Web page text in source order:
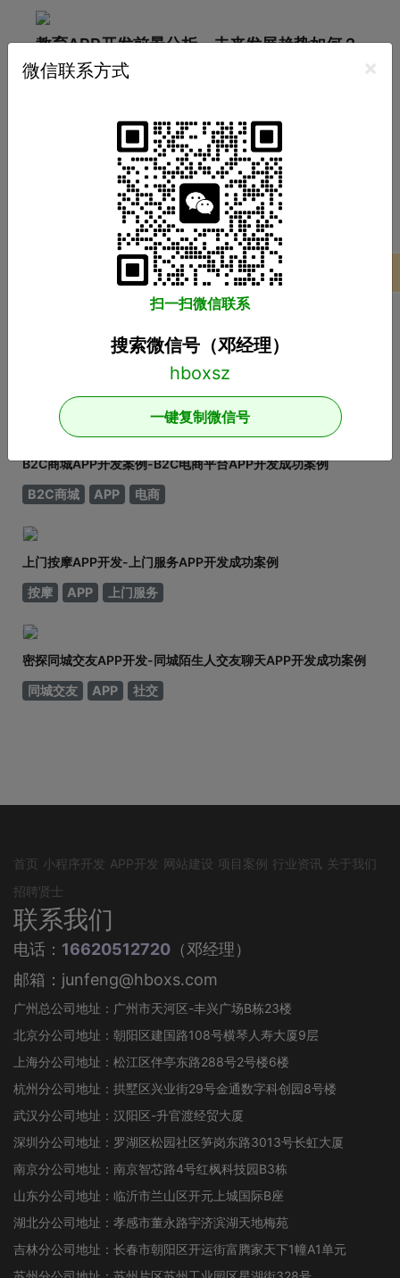
了。其实，APP开发的流程并不复杂，接下来就带大家一起
看一下一套完整的APP开发流程包含哪些步骤。一、基本功
能需求阶段0
教育APP开发前景分析，未来发展趋势如何？
教育类APP发展前景如何？教育类APP发展前景如何？
的来了吗？据调查，截至2018年6月，我国网民规模达8.02
亿，普及率57.7%。其中，手机网民规模已达7.8
闲置租赁APP开发，基础功能有哪些？种类如
租房APP开发有哪些类型？租房APP开发功能方案——上海
爱易租房APP开发有哪些类型？租房APP开发的功能方案
adinnet/2021-02-2213:47/APP开发闲置租房APP开发的
基本功能有哪些，如何划分？说到租赁，相信大家都不陌
生。从衣服、玩具到数码家电，再到房屋、车辆
同城撩-语言聊天APP开发-同城语言聊天交友APP开发成功案例
APP 语言聊天
B2C商城APP开发案例-B2C电商平台APP开发成功案例
B2C商城
APP 电商
上门按摩APP开发-上门服务APP开发成功案例
按摩
APP 上门服务
密探同城交友APP开发-同城陌生人交友聊天APP开发成功案例
同城交友
APP 社交
首页 小程序开发 APP开发 网站建设 项目案例 行业资讯 关于我们
招聘贤士
联系我们
电话： 16620512720 （邓经理）
邮箱：junfeng@hboxs.com
广州总公司地址：广州市天河区-丰兴广场B栋23楼
北京分公司地址：朝阳区建国路108号横琴人寿大厦9层
上海分公司地址：松江区伴亭东路288号2号楼6楼
杭州分公司地址：拱墅区兴业街29号金通数字科创园8号楼
武汉分公司地址：汉阳区-升官渡经贸大厦
深圳分公司地址：罗湖区松园社区笋岗东路3013号长虹大厦
南京分公司地址：南京智芯路4号红枫科技园B3栋
山东分公司地址：临沂市兰山区开元上城国际B座
湖北分公司地址：孝感市董永路宇济滨湖天地梅苑
吉林分公司地址：长春市朝阳区开运街富腾家天下1幢A1单元
微信联系方式 ×
扫一扫微信联系
搜索微信号（邓经理）
一键复制微信号